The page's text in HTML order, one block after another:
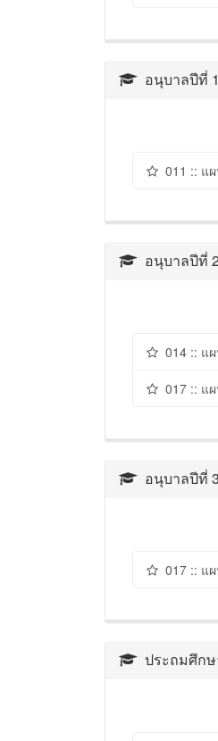
อนุบาลปีที่ 1
011 :: แ
อนุบาลปีที่ 2
014 :: แ
017 :: แ
อนุบาลปีที่ 3
017 :: แ
ประถมศึกษ